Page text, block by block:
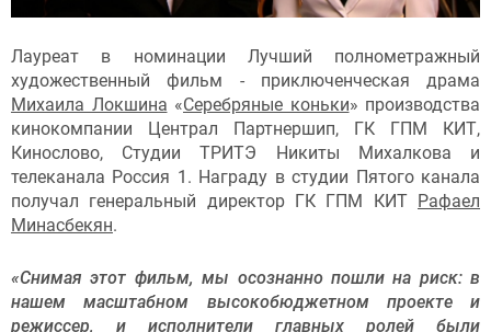
Лауреат в номинации Лучший полнометражный
художественный фильм - приключенческая драма
Михаила Локшина «Серебряные коньки» производства
кинокомпании Централ Партнершип, ГК ГПМ КИТ,
Кинослово, Студии ТРИТЭ Никиты Михалкова и
телеканала Россия 1. Награду в студии Пятого канала
получал генеральный директор ГК ГПМ КИТ Рафаел
Минасбекян.
«Снимая этот фильм, мы осознанно пошли на риск: в
нашем масштабном высокобюджетном проекте и
режиссер, и исполнители главных ролей были